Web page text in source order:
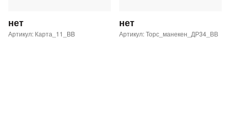
нет
Артикул: Карта_11_BB
нет
Артикул: Торс_манекен_ДР34_ВВ